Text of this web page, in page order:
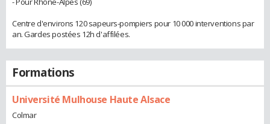
Centre d'environs 120 sapeurs-pompiers pour 10 000 interventions par
an. Gardes postées 12h d'affilées.
Formations
Université Mulhouse Haute Alsace
Colmar